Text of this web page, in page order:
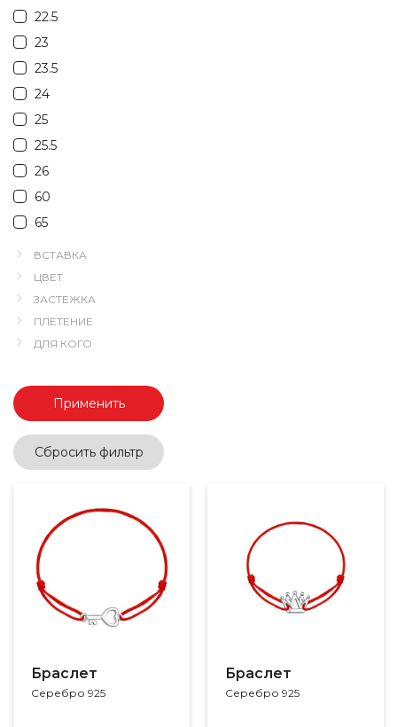
22.5
23
23.5
24
25
25.5
26
60
65
ВСТАВКА
ЦВЕТ
ЗАСТЕЖКА
ПЛЕТЕНИЕ
ДЛЯ КОГО
Применить
Сбросить фильтр
Браслет
Серебро 925
Браслет
Серебро 925